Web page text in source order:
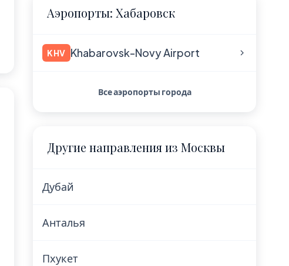
Аэропорты: Хабаровск
KHV Khabarovsk-Novy Airport
Все аэропорты города
Другие направления из Москвы
Дубай
Анталья
Пхукет